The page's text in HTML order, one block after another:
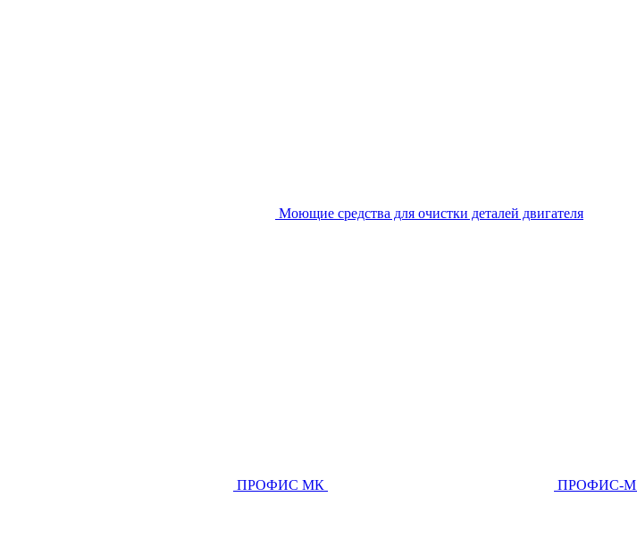
Моющие средства для очистки деталей двигателя
ПРОФИС МК ПРОФИС-М